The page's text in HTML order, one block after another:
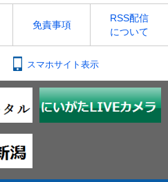
免責事項
RSS配信
について
スマホサイト表示